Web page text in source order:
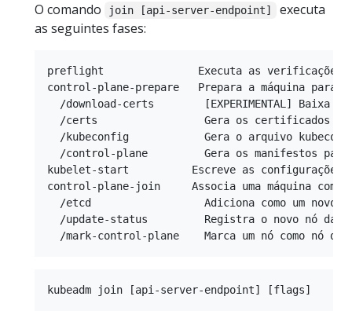
O comando
join [api-server-endpoint]
executa
as seguintes fases:
preflight               Executa as verificações
control-plane-prepare   Prepara a máquina para
/download-certs        [EXPERIMENTAL] Baixa
/certs                 Gera os certificados
/kubeconfig            Gera o arquivo
/control-plane         Gera os manifestos
kubelet-start          Escreve as
control-plane-join     Associa uma máquina como
/etcd                  Adiciona como um novo
/update-status         Registra o novo nó da